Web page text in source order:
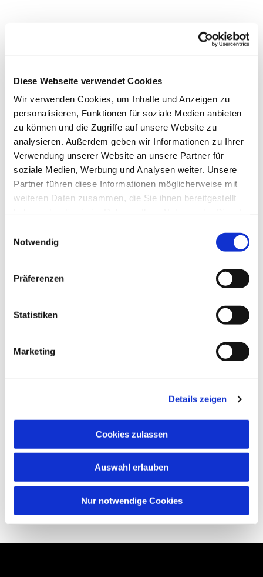
Diese Webseite verwendet Cookies
Wir verwenden Cookies, um Inhalte und Anzeigen zu
personalisieren, Funktionen für soziale Medien anbieten
zu können und die Zugriffe auf unsere Website zu
analysieren. Außerdem geben wir Informationen zu Ihrer
Verwendung unserer Website an unsere Partner für
soziale Medien, Werbung und Analysen weiter. Unsere
Partner führen diese Informationen möglicherweise mit
weiteren Daten zusammen, die Sie ihnen bereitgestellt
Notwendig
Präferenzen
Statistiken
Marketing
Details zeigen
Cookies zulassen
Auswahl erlauben
Nur notwendige Cookies